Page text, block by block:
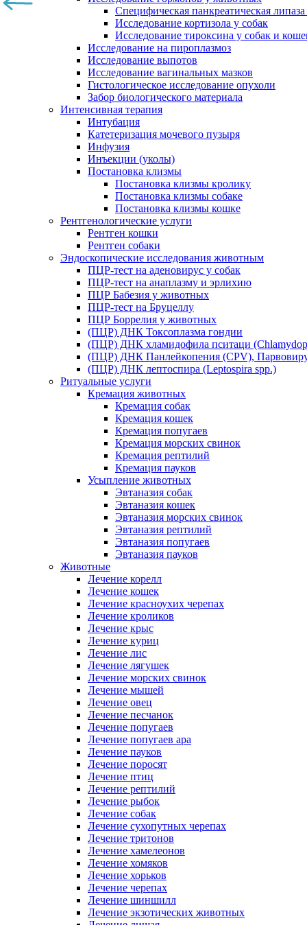
Специфическая панкреатическая
Исследование кортизола у собак
Исследование тироксина у собак и
Исследование на пироплазмоз
Исследование выпотов
Исследование вагинальных мазков
Гистологическое исследование опухоли
Забор биологического материала
Интенсивная терапия
Интубация
Катетеризация мочевого пузыря
Инфузия
Инъекции (уколы)
Постановка клизмы
Постановка клизмы кролику
Постановка клизмы собаке
Постановка клизмы кошке
Рентгенологические услуги
Рентген кошки
Рентген собаки
Эндоскопические исследования животным
ПЦР-тест на аденовирус у собак
ПЦР-тест на анаплазму и эрлихию
ПЦР Бабезия у животных
ПЦР-тест на Бруцеллу
ПЦР Боррелия у животных
(ПЦР) ДНК Токсоплазма гондии
(ПЦР) ДНК хламидофила пситаци
(ПЦР) ДНК Панлейкопения (CPV),
(ПЦР) ДНК лептоспира (Leptospira spp.)
Ритуальные услуги
Кремация животных
Кремация собак
Кремация кошек
Кремация попугаев
Кремация морских свинок
Кремация рептилий
Кремация пауков
Усыпление животных
Эвтаназия собак
Эвтаназия кошек
Эвтаназия морских свинок
Эвтаназия рептилий
Эвтаназия попугаев
Эвтаназия пауков
Животные
Лечение корелл
Лечение кошек
Лечение красноухих черепах
Лечение кроликов
Лечение крыс
Лечение куриц
Лечение лис
Лечение лягушек
Лечение морских свинок
Лечение мышей
Лечение овец
Лечение песчанок
Лечение попугаев
Лечение попугаев ара
Лечение пауков
Лечение поросят
Лечение птиц
Лечение рептилий
Лечение рыбок
Лечение собак
Лечение сухопутных черепах
Лечение тритонов
Лечение хамелеонов
Лечение хомяков
Лечение хорьков
Лечение черепах
Лечение шиншилл
Лечение экзотических животных